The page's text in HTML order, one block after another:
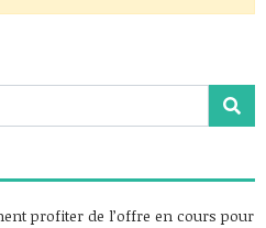
profiter de l’offre en cours pour